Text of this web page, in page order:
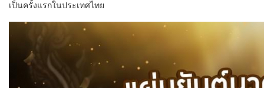
เป็นครั้งแรกในประเทศไทย